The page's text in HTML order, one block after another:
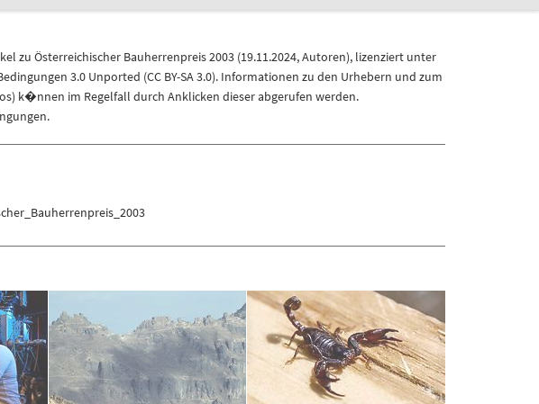
zu Österreichischer Bauherrenpreis 2003(19.11.2024,Autoren), lizenziert unter
3.0 Unported (CC BY-SA 3.0). Informationen zu den Urhebern und zum
k�nnen im Regelfall durch Anklicken dieser abgerufen werden.